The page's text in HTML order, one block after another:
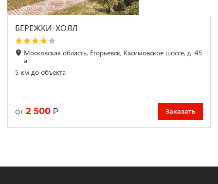
БЕРЕЖКИ-ХОЛЛ
Московская область, Егорьевск, Касимовское шоссе, д. 45
а
5 км до объекта
от 2 500 ₽ Заказать